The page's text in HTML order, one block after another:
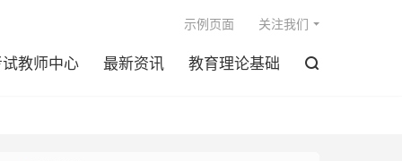
教师中心 最新资讯 教育理论基础 
示例页面 关注我们